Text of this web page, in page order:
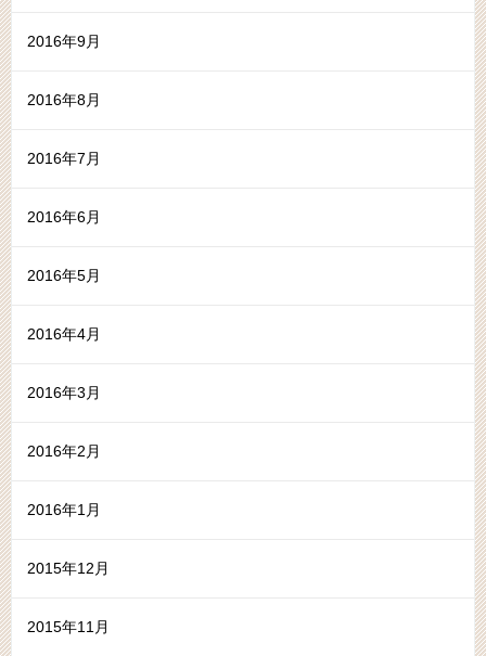
2016年9月
2016年8月
2016年7月
2016年6月
2016年5月
2016年4月
2016年3月
2016年2月
2016年1月
2015年12月
2015年11月